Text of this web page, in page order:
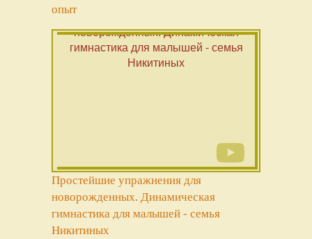
опыт
Простейшие упражнения для
новорожденных. Динамическая
гимнастика для малышей - семья
Никитиных